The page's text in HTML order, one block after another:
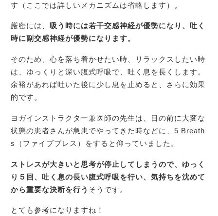
す（ここでは詳しいメカニズムは省略します）。
厳密には、 吸う時には若干交感神経が優勢になり、吐く
時に副交感神経が優勢になります。
そのため、心を落ち着かせたい時、リラックスしたい時
は、ゆっくりと深い腹式呼吸で、吐く息を長くします。
余裕があれば吐いた後に少し息を止めると、さらに効果
的です。
ヨガインストラクター兼医師の先生は、目の前に大変な
状態の患者さんが急患でやってきた時などに、5 Breath
s（ファイブブレス）をすると仰っていました。
ストレスが大きいと思考が停止してしまうので、ゆっく
り５回、吐く息の長い腹式呼吸を行い、気持ちを沈めて
から重要な決断を行う そうです。
とても参考になりますね！